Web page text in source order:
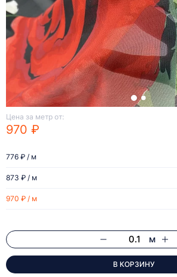
Цена за метр от:
970 ₽
970 ₽ / м
873 ₽ / м
776 ₽ / м
м
В КОРЗИНУ